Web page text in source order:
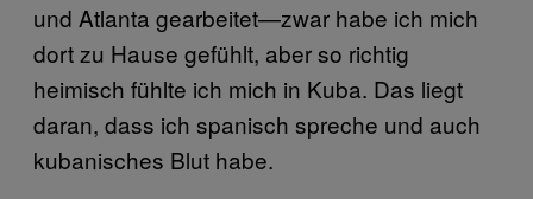
und Atlanta gearbeitet—zwar habe ich mich
dort zu Hause gefühlt, aber so richtig
heimisch fühlte ich mich in Kuba. Das liegt
daran, dass ich spanisch spreche und auch
kubanisches Blut habe.